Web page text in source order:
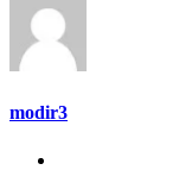
modir3